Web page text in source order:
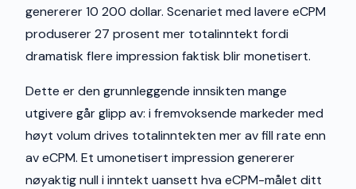
genererer 10 200 dollar. Scenariet med lavere eCPM
produserer 27 prosent mer totalinntekt fordi
dramatisk flere impression faktisk blir monetisert.
Dette er den grunnleggende innsikten mange
utgivere går glipp av: i fremvoksende markeder med
høyt volum drives totalinntekten mer av fill rate enn
av eCPM. Et umonetisert impression genererer
nøyaktig null i inntekt uansett hva eCPM-målet ditt